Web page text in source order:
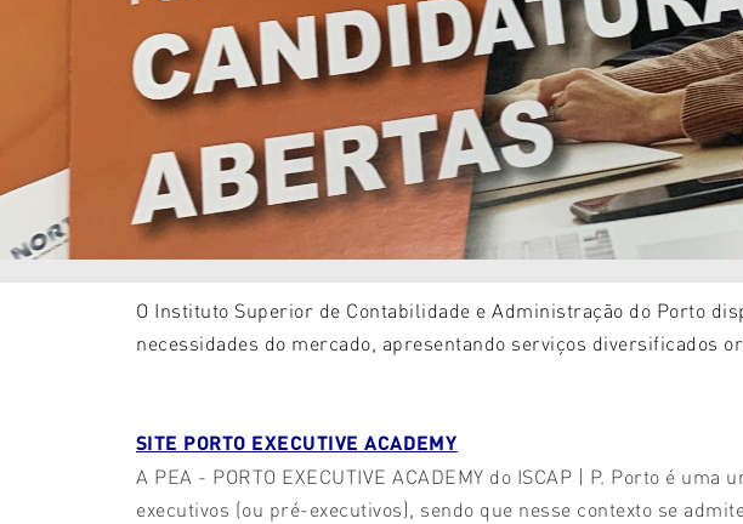
O Instituto Superior de Contabilidade e Administração do Porto
necessidades do mercado, apresentando serviços diversificados
SITE PORTO EXECUTIVE ACADEMY
A PEA - PORTO EXECUTIVE ACADEMY do ISCAP | P. Porto é
executivos (ou pré-executivos), sendo que nesse contexto se